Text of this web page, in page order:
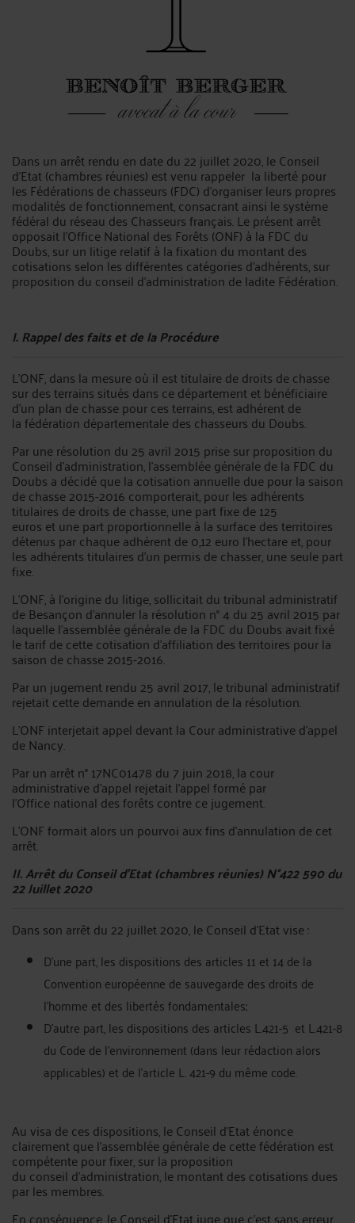
Dans un arrêt rendu en date du 22 juillet 2020, le Conseil
d'Etat (chambres réunies) est venu rappeler la liberté pour
les Fédérations de chasseurs (FDC) d’organiser leurs propres
modalités de fonctionnement, consacrant ainsi le système
fédéral du réseau des Chasseurs français. Le présent arrêt
opposait l'Office National des Forêts (ONF) à la FDC du
Doubs, sur un litige relatif à la fixation du montant des
cotisations selon les différentes catégories d’adhérents, sur
proposition du conseil d’administration de ladite Fédération.
I. Rappel des faits et de la Procédure
L'ONF, dans la mesure où il est titulaire de droits de chasse
sur des terrains situés dans ce département et bénéficiaire
d'un plan de chasse pour ces terrains, est adhérent de
la fédération départementale des chasseurs du Doubs.
Par une résolution du 25 avril 2015 prise sur proposition du
Conseil d'administration, l'assemblée générale de la FDC du
Doubs a décidé que la cotisation annuelle due pour la saison
de chasse 2015-2016 comporterait, pour les adhérents
titulaires de droits de chasse, une part fixe de 125
euros et une part proportionnelle à la surface des territoires
détenus par chaque adhérent de 0,12 euro l'hectare et, pour
les adhérents titulaires d'un permis de chasser, une seule part
fixe.
L'ONF, à l'origine du litige, sollicitait du tribunal administratif
de Besançon d'annuler la résolution n° 4 du 25 avril 2015 par
laquelle l'assemblée générale de la FDC du Doubs avait fixé
le tarif de cette cotisation d'affiliation des territoires pour la
saison de chasse 2015-2016.
Par un jugement rendu 25 avril 2017, le tribunal administratif
rejetait cette demande en annulation de la résolution.
L'ONF interjetait appel devant la Cour administrative d'appel
de Nancy.
Par un arrêt n° 17NC01478 du 7 juin 2018, la cour
administrative d'appel rejetait l'appel formé par
l'Office national des forêts contre ce jugement.
L'ONF formait alors un pourvoi aux fins d'annulation de cet
arrêt.
II. Arrêt du Conseil d'Etat (chambres réunies) N°422 590 du
22 Juillet 2020
Dans son arrêt du 22 juillet 2020, le Conseil d'Etat vise :
D'une part, les dispositions des articles 11 et 14 de la
Convention européenne de sauvegarde des droits de
l'homme et des libertés fondamentales;
D'autre part, les dispositions des articles L.421-5 et L.421-8
du Code de l'environnement (dans leur rédaction alors
applicables) et de l'article L. 421-9 du même code.
Au visa de ces dispositions, le Conseil d'Etat énonce
clairement que l'assemblée générale de cette fédération est
compétente pour fixer, sur la proposition
du conseil d'administration, le montant des cotisations dues
par les membres.
En conséquence, le Conseil d'Etat juge que c'est sans erreur